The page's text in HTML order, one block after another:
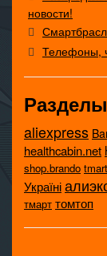
новости!
Телефоны,
Разделы
aliexpress
healthcabin.net
shop.brando tmart
Україні
тмарт томтоп